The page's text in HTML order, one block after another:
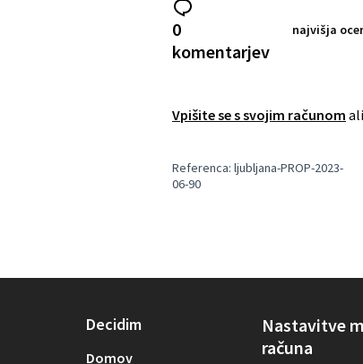
0
komentarjev
najvišja
Vpišite se s svojim računom
Referenca: ljubljana-PROP-2023-
06-90
Decidim
Domov
Nastavitve
računa